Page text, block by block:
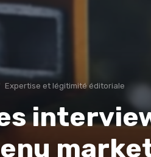
Expertise et légitimité éditoriale